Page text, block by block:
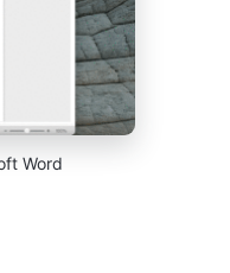
Word